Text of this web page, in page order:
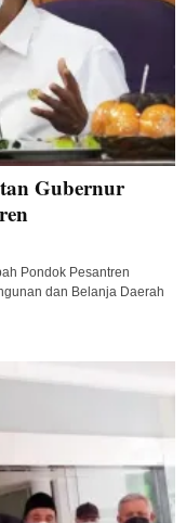
Gubernur
Pondok Pesantren
dan Belanja Daerah